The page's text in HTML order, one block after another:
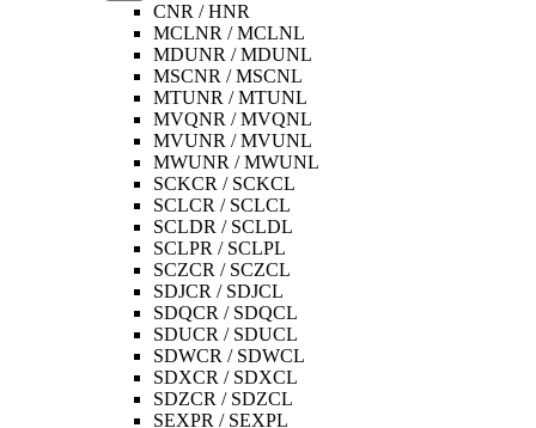
CNR / HNR
MCLNR / MCLNL
MDUNR / MDUNL
MSCNR / MSCNL
MTUNR / MTUNL
MVQNR / MVQNL
MVUNR / MVUNL
MWUNR / MWUNL
SCKCR / SCKCL
SCLCR / SCLCL
SCLDR / SCLDL
SCLPR / SCLPL
SCZCR / SCZCL
SDJCR / SDJCL
SDQCR / SDQCL
SDUCR / SDUCL
SDWCR / SDWCL
SDXCR / SDXCL
SDZCR / SDZCL
SEXPR / SEXPL